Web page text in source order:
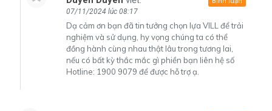
07/11/2024 lúc 08:17
Dạ cảm ơn bạn đã tin tưởng chọn lựa VILL để trải
nghiệm và sử dụng, hy vọng chúng ta có thể
đồng hành cùng nhau thật lâu trong tương lai,
nếu có bất kỳ thắc mắc gì phiền bạn liên hệ số
Hotline: 1900 9079 để được hỗ trợ ạ.